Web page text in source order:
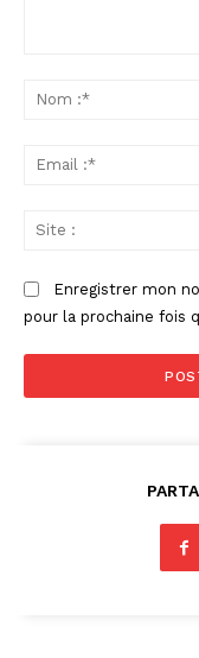
Enregistrer mon
pour la prochaine fois